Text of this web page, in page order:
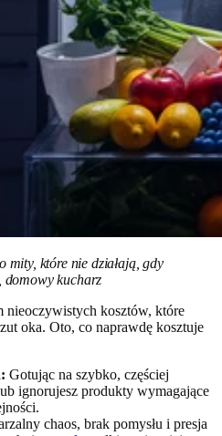
mity, które nie działają, gdy
kucharz
nieoczywistych kosztów, które
oka. Oto, co naprawdę kosztuje
Gotując na szybko, częściej
ignorujesz produkty wymagające
chaos, brak pomysłu i presja